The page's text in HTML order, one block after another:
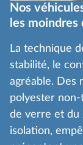
Nos
les moindres
La technique
stabilité, le
agréable. Des
polyester
de verre et du
isolation,